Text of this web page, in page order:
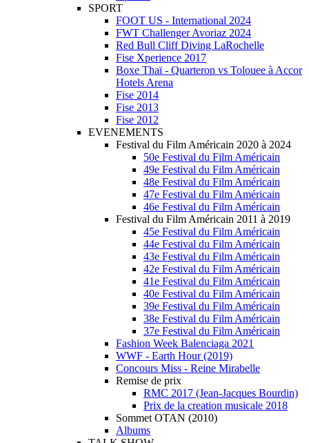
SPORT
FOOT US - International 2024
FWT Challenger Avoriaz 2024
Red Bull Cliff Diving LaRochelle
Fise Xperience 2017
Boxe Thaï - Quarteron vs Tolouee à Accor
Hotels Arena
Fise 2014
Fise 2013
Fise 2012
EVENEMENTS
Festival du Film Américain 2020 à 2024
50e Festival du Film Américain
49e Festival du Film Américain
48e Festival du Film Américain
47e Festival du Film Américain
46e Festival du Film Américain
Festival du Film Américain 2011 à 2019
45e Festival du Film Américain
44e Festival du Film Américain
43e Festival du Film Américain
42e Festival du Film Américain
41e Festival du Film Américain
40e Festival du Film Américain
39e Festival du Film Américain
38e Festival du Film Américain
37e Festival du Film Américain
Fashion Week Balenciaga 2021
WWF - Earth Hour (2019)
Concours Miss - Reine Mirabelle
Remise de prix
RMC 2017 (Jean-Jacques Bourdin)
Prix de la creation musicale 2018
Sommet OTAN (2010)
Albums